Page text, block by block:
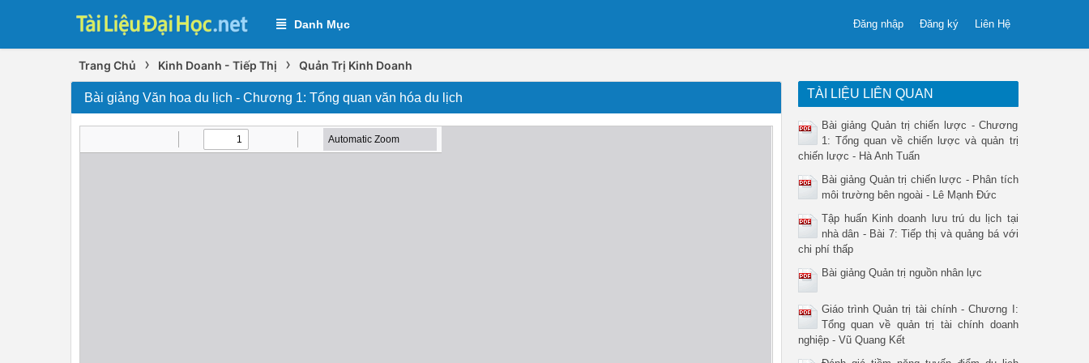
Danh Mục Liên Hệ
Đăng ký
Đăng nhập
Trang Chủ › Kinh Doanh - Tiếp Thị › Quản Trị Kinh Doanh
Bài giảng Văn hoa du lịch - Chương 1: Tổng quan văn hóa du lịch TÀI LIỆU LIÊN QUAN
Bài giảng Quản trị chiến lược - Chương
1: Tổng quan về chiến lược và quản trị
chiến lược - Hà Anh Tuấn
Bài giảng Quản trị chiến lược - Phân tích
môi trường bên ngoài - Lê Mạnh Đức
Tập huấn Kinh doanh lưu trú du lịch tại
nhà dân - Bài 7: Tiếp thị và quảng bá với
chi phí thấp
Bài giảng Quản trị nguồn nhân lực
Giáo trình Quản trị tài chính - Chương I:
Tổng quan về quản trị tài chính doanh
nghiệp - Vũ Quang Kết